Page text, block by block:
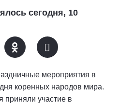
сегодня, 10
мероприятия в
коренных народов мира.
участие в